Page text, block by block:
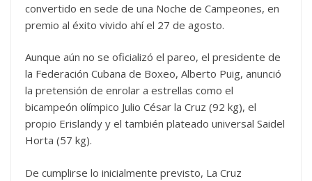
convertido en sede de una Noche de Campeones, en
premio al éxito vivido ahí el 27 de agosto.
Aunque aún no se oficializó el pareo, el presidente de
la Federación Cubana de Boxeo, Alberto Puig, anunció
la pretensión de enrolar a estrellas como el
bicampeón olímpico Julio César la Cruz (92 kg), el
propio Erislandy y el también plateado universal Saidel
Horta (57 kg).
De cumplirse lo inicialmente previsto, La Cruz